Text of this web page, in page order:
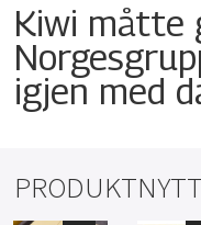
Kiwi måtte
igjen med
PRODUKTNYTT